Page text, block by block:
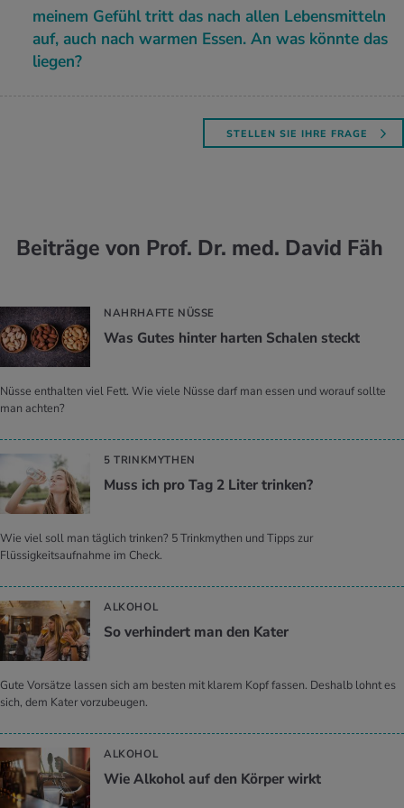
mei­nem Ge­fühl tritt das nach allen Le­bens­mit­teln
auf, auch nach war­men Essen. An was könn­te das
lie­gen?
STELLEN SIE IHRE FRAGE
Beiträge von Prof. Dr. med. David Fäh
NAHRHAFTE NÜSSE
Was Gutes hin­ter har­ten Scha­len steckt
Nüsse enthalten viel Fett. Wie viele Nüsse darf man essen und worauf sollte
man achten?
5 TRINKMYTHEN
Muss ich pro Tag 2 Liter trin­ken?
Wie viel soll man täglich trinken? 5 Trinkmythen und Tipps zur
Flüssigkeitsaufnahme im Check.
ALKOHOL
So ver­hin­dert man den Kater
Gute Vorsätze lassen sich am besten mit klarem Kopf fassen. Deshalb lohnt es
sich, dem Kater vorzubeugen.
ALKOHOL
Wie Al­ko­hol auf den Kör­per wirkt